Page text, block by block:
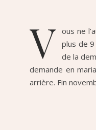
V ous ne
plus de
de la
demande en
arrière. Fin